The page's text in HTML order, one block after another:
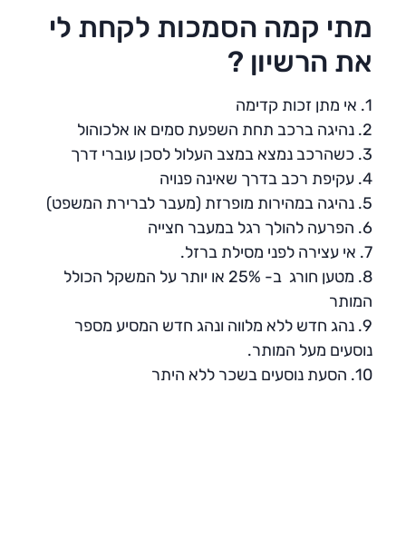
מתי קמה הסמכות לקחת לי
את הרשיון ?
1. אי מתן זכות קדימה
2. נהיגה ברכב תחת השפעת סמים או אלכוהול
3. כשהרכב נמצא במצב העלול לסכן עוברי דרך
4. עקיפת רכב בדרך שאינה פנויה
5. נהיגה במהירות מופרזת (מעבר לברירת המשפט)
6. הפרעה להולך רגל במעבר חצייה
7. אי עצירה לפני מסילת ברזל
.
8. מטען חורג ב- 25% או יותר על המשקל הכולל
המותר
9. נהג חדש ללא מלווה ונהג חדש המסיע מספר
נוסעים מעל המותר.
10. הסעת נוסעים בשכר ללא היתר